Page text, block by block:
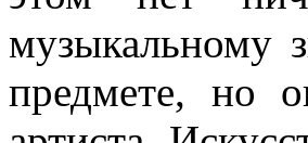
музыкальному
предмете, но